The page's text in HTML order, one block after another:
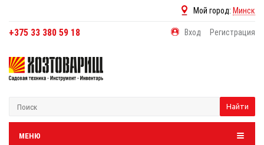
Мой город: Минск
+375 33 380 59 18 Вход Регистрация
Найти
МЕНЮ